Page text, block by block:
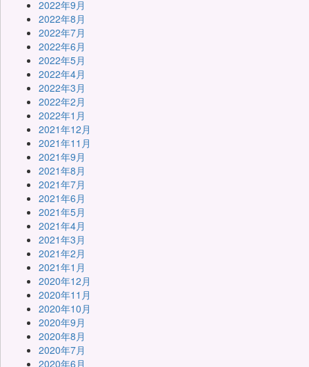
2022年9月
2022年8月
2022年7月
2022年6月
2022年5月
2022年4月
2022年3月
2022年2月
2022年1月
2021年12月
2021年11月
2021年9月
2021年8月
2021年7月
2021年6月
2021年5月
2021年4月
2021年3月
2021年2月
2021年1月
2020年12月
2020年11月
2020年10月
2020年9月
2020年8月
2020年7月
2020年6月